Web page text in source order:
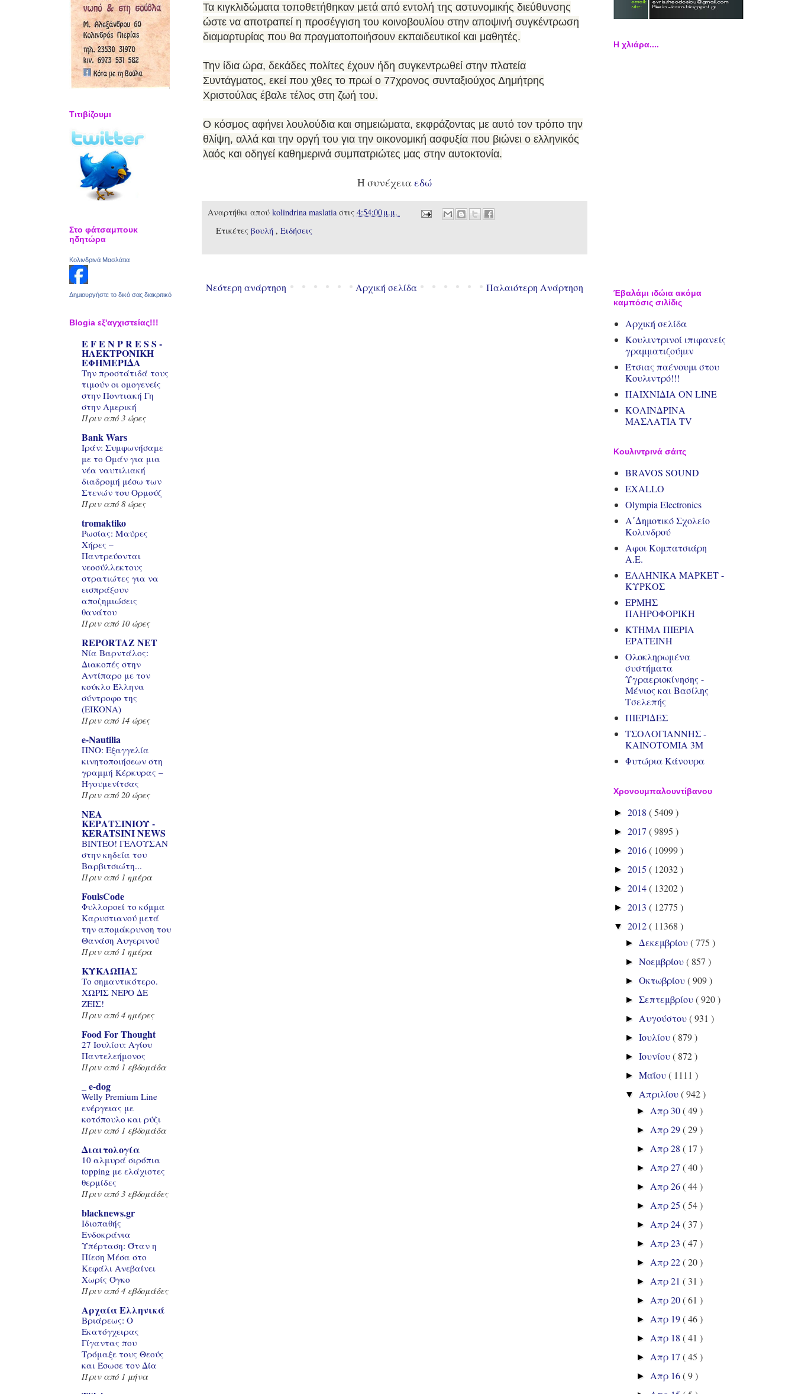
Τα κιγκλιδώματα τοποθετήθηκαν μετά από εντολή της αστυνομικής διεύθυνσης
ώστε να αποτραπεί η προσέγγιση του κοινοβουλίου στην αποψινή συγκέντρωση
διαμαρτυρίας που θα πραγματοποιήσουν εκπαιδευτικοί και μαθητές.
Την ίδια ώρα, δεκάδες πολίτες έχουν ήδη συγκεντρωθεί στην πλατεία
Συντάγματος, εκεί που χθες το πρωί ο 77χρονος συνταξιούχος Δημήτρης
Χριστούλας έβαλε τέλος στη ζωή του.
Ο κόσμος αφήνει λουλούδια και σημειώματα, εκφράζοντας με αυτό τον τρόπο την
θλίψη, αλλά και την οργή του για την οικονομική ασφυξία που βιώνει ο ελληνικός
λαός και οδηγεί καθημερινά συμπατριώτες μας στην αυτοκτονία.
H συνέχειαεδώ
Αναρτήθκι απού kolindrina maslatiaστις 4:54:00 μ.μ.
Ετικέτεςβουλή ,Ειδήσεις
Νεότερη ανάρτηση Παλαιότερη Ανάρτηση
Αρχική σελίδα
Τιτιβίζουμι
Στο φάτσαμπουκ
ηδητώρα
Κολινδρινά Μασλάτια
Δημιουργήστε το δικό σας διακριτικό
Blogia εξ'αγχιστείας!!!
E F E N P R E S S -
ΗΛΕΚΤΡΟΝΙΚΗ
ΕΦΗΜΕΡΙΔΑ
Την προστάτιδά τους
τιμούν οι ομογενείς
στην Ποντιακή Γη
στην Αμερική
Πριν από 3 ώρες
Bank Wars
Ιράν: Συμφωνήσαμε
με το Ομάν για μια
νέα ναυτιλιακή
διαδρομή μέσω των
Στενών του Ορμούζ
Πριν από 8 ώρες
tromaktiko
Ρωσίας: Μαύρες
Χήρες –
Παντρεύονται
νεοσύλλεκτους
στρατιώτες για να
εισπράξουν
αποζημιώσεις
θανάτου
Πριν από 10 ώρες
REPORTAZ NET
Νία Βαρντάλος:
Διακοπές στην
Αντίπαρο με τον
κούκλο Έλληνα
σύντροφο της
(EIKONA)
Πριν από 14 ώρες
e-Nautilia
ΠΝΟ: Εξαγγελία
κινητοποιήσεων στη
γραμμή Κέρκυρας –
Ηγουμενίτσας
Πριν από 20 ώρες
ΝΕΑ
ΚΕΡΑΤΣΙΝΙΟΥ -
KERATSINI NEWS
BINTEO! ΓΕΛΟΥΣΑΝ
στην κηδεία του
Βαρβιτσιώτη...
Πριν από 1 ημέρα
FoulsCode
Φυλλοροεί το κόμμα
Καρυστιανού μετά
την απομάκρυνση του
Θανάση Αυγερινού
Πριν από 1 ημέρα
ΚΥΚΛΩΠΑΣ
Το σημαντικότερο.
ΧΩΡΙΣ ΝΕΡΟ ΔΕ
ΖΕΙΣ!
Πριν από 4 ημέρες
Food For Thought
27 Ιουλίου: Αγίου
Παντελεήμονος
Πριν από 1 εβδομάδα
_ e-dog
Welly Premium Line
ενέργειας με
κοτόπουλο και ρύζι
Πριν από 1 εβδομάδα
Διαιτολογία
10 αλμυρά σιρόπια
topping με ελάχιστες
θερμίδες
Πριν από 3 εβδομάδες
blacknews.gr
Ιδιοπαθής
Ενδοκράνια
Υπέρταση: Όταν η
Πίεση Μέσα στο
Κεφάλι Ανεβαίνει
Χωρίς Όγκο
Πριν από 4 εβδομάδες
Αρχαία Ελληνικά
Βριάρεως: Ο
Εκατόγχειρας
Γίγαντας που
Τρόμαξε τους Θεούς
και Έσωσε τον Δία
Πριν από 1 μήνα
Η χλιάρα....
Έβαλάμι ιδώια ακόμα
καμπόσις σιλίδις
Αρχική σελίδα
Κουλιντρινοί ιπιφανείς
γραμματιζούμιν
Έτσιας παένουμι στου
Κουλιντρό!!!
ΠΑΙΧΝΙΔΙΑ ΟΝ LINE
ΚΟΛΙΝΔΡΙΝΑ
ΜΑΣΛΑΤΙΑ TV
Κουλιντρινά σάιτς
BRAVOS SOUND
EXALLO
Olympia Electronics
Α΄Δημοτικό Σχολείο
Κολινδρού
Αφοι Κομπατσιάρη
Α.Ε.
ΕΛΛΗΝΙΚΑ ΜΑΡΚΕΤ -
ΚΥΡΚΟΣ
ΕΡΜΗΣ
ΠΛΗΡΟΦΟΡΙΚΗ
ΚΤΗΜΑ ΠΙΕΡΙΑ
ΕΡΑΤΕΙΝΗ
Ολοκληρωμένα
συστήματα
Υγραεριοκίνησης -
Μένιος και Βασίλης
Τσελεπής
ΠΙΕΡΙΔΕΣ
ΤΣΟΛΟΓΙΑΝΝΗΣ -
ΚΑΙΝΟΤΟΜΙΑ 3Μ
Φυτώρια Κάνουρα
Χρονουμπαλουντίβανου
► 2018 ( 5409 )
► 2017 ( 9895 )
► 2016( 10999 )
► 2015 ( 12032 )
► 2014( 13202 )
► 2013 ( 12775 )
▼ 2012( 11368 )
► Δεκεμβρίου( 775 )
►Νοεμβρίου( 857 )
►Οκτωβρίου( 909 )
►Σεπτεμβρίου( 920 )
► Αυγούστου( 931 )
►Ιουλίου( 879 )
►Ιουνίου( 872 )
►Μαΐου( 1111 )
▼ Απριλίου( 942 )
► Απρ 30( 49 )
► Απρ 29( 29 )
► Απρ 28( 17 )
► Απρ 27( 40 )
► Απρ 26( 44 )
► Απρ 25( 54 )
► Απρ 24( 37 )
► Απρ 23( 47 )
► Απρ 22( 20 )
► Απρ 21( 31 )
► Απρ 20( 61 )
► Απρ 19( 46 )
► Απρ 18( 41 )
► Απρ 17( 45 )
► Απρ 16( 9 )